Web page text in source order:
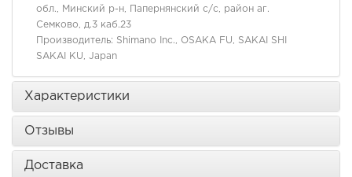
обл., Минский р-н, Папернянский с/с, район аг.
Семково, д.3 каб.23
Производитель: Shimano Inc., OSAKA FU, SAKAI SHI
SAKAI KU, Japan
Характеристики
Отзывы
Доставка